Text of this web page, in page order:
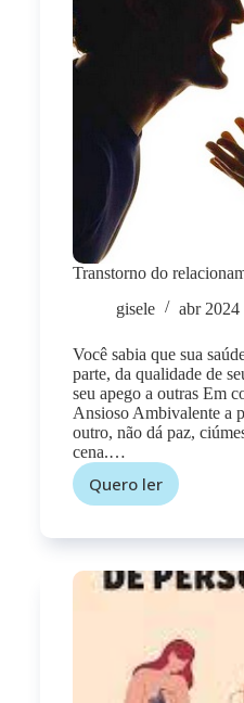
Transtorno do
gisele
abr 2024
Você sabia que sua
parte, da qualidade de
seu apego a outras Em
Ansioso Ambivalente a
outro, não dá paz,
cena.…
Quero ler